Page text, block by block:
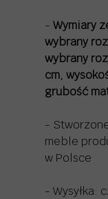
- Wymiary
wybrany
wybrany
cm,
grubość
-
meble
w Polsce
- Wysyłka: